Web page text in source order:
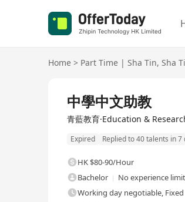
Home > Part Time | Sha Tin, Sha
中學中文助教
青藍教育·Education &
Expired Replied to 40 talents in 7
HK $80-90/Hour
Bachelor
No experience limit
Working day negotiable, Fixed